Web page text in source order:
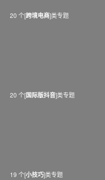
20 个[跨境电商]类专题
20 个[国际版抖音]类专题
19 个[小技巧]类专题